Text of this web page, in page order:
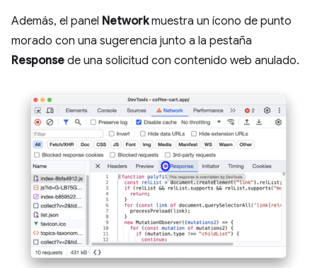
Además, el panel Networkmuestra un ícono de punto
morado con una sugerencia junto a la pestaña
Response de una solicitud con contenido web anulado.